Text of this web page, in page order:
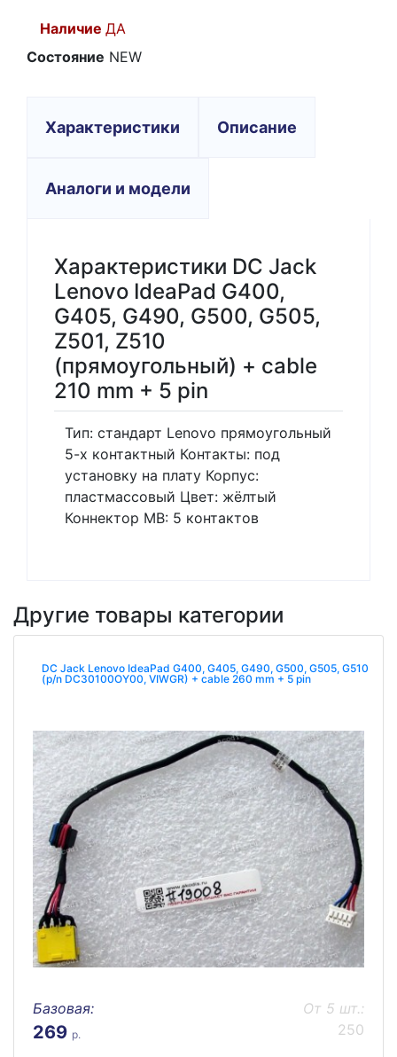
Наличие ДА
Состояние NEW
Характеристики Описание
Аналоги и модели
Характеристики DC Jack
Lenovo IdeaPad G400,
G405, G490, G500, G505,
Z501, Z510
(прямоугольный) + cable
210 mm + 5 pin
Тип: стандарт Lenovo прямоугольный
5-х контактный Контакты: под
установку на плату Корпус:
пластмассовый Цвет: жёлтый
Коннектор MB: 5 контактов
Другие товары категории
DC Jack Lenovo IdeaPad G400, G405, G490, G500, G505, G510
(p/n DC30100OY00, VIWGR) + cable 260 mm + 5 pin
Базовая:
269 р.
От 5 шт.:
250